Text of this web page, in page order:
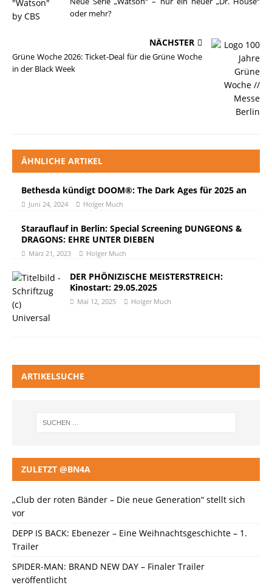
oder mehr?
NÄCHSTER
Grüne Woche 2026: Ticket-Deal für die Grüne Woche
in der Black Week
ÄHNLICHE ARTIKEL
Bethesda kündigt DOOM®: The Dark Ages für 2025 an
Juni 24, 2024 Holger Much
Starauflauf in Berlin: Special Screening DUNGEONS &
DRAGONS: EHRE UNTER DIEBEN
März 21, 2023 Holger Much
DER PHÖNIZISCHE MEISTERSTREICH:
Kinostart: 29.05.2025
Mai 12, 2025 Holger Much
ARTIKELSUCHE
ZULETZT @BN4A
„Club der roten Bänder – Die neue Generation“ stellt sich
vor
DEPP IS BACK: Ebenezer – Eine Weihnachtsgeschichte – 1.
Trailer
SPIDER-MAN: BRAND NEW DAY – Finaler Trailer
veröffentlicht